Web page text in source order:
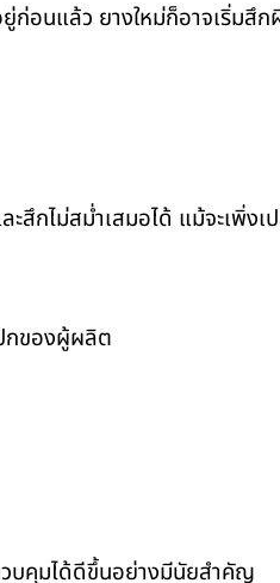
อนแล้ว ยางใหม่ก็อาจเริ่มสึ
กไม่สม่ำเสมอได้ แม้จะเพิ่งเ
กของผู้ผลิต
วบคุมได้ดีขึ้นอย่างมีนัยสำคัญ